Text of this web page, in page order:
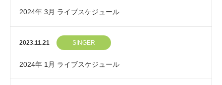
2024年 3月 ライブスケジュール
2023.11.21 SINGER
2024年 1月 ライブスケジュール